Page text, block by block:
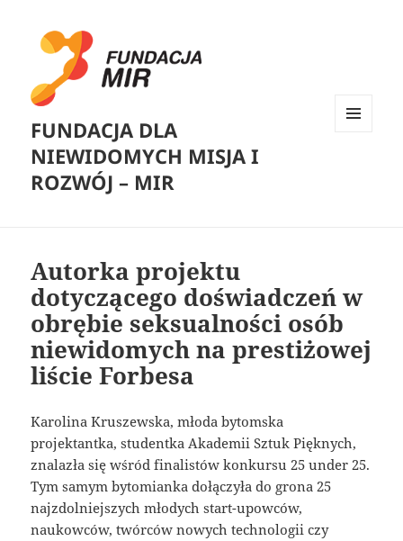
FUNDACJA DLA
NIEWIDOMYCH MISJA I
ROZWÓJ – MIR
Autorka projektu
dotyczącego doświadczeń w
obrębie seksualności osób
niewidomych na prestiżowej
liście Forbesa
Karolina Kruszewska, młoda bytomska
projektantka, studentka Akademii Sztuk Pięknych,
znalazła się wśród finalistów konkursu 25 under 25.
Tym samym bytomianka dołączyła do grona 25
najzdolniejszych młodych start-upowców,
naukowców, twórców nowych technologii czy